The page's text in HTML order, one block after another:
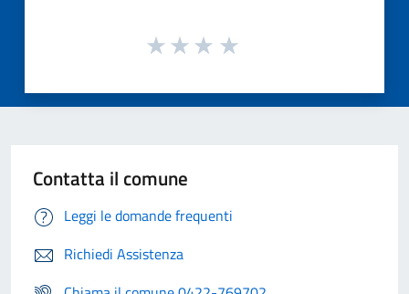
Contatta il comune
Leggi le domande frequenti
Richiedi Assistenza